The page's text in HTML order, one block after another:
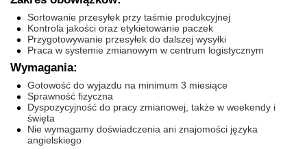
Sortowanie przesyłek przy taśmie produkcyjnej
Kontrola jakości oraz etykietowanie paczek
Przygotowywanie przesyłek do dalszej wysyłki
Praca w systemie zmianowym w centrum logistycznym
Wymagania:
Gotowość do wyjazdu na minimum 3 miesiące
Sprawność fizyczna
Dyspozycyjność do pracy zmianowej, także w weekendy i
święta
Nie wymagamy doświadczenia ani znajomości języka
angielskiego